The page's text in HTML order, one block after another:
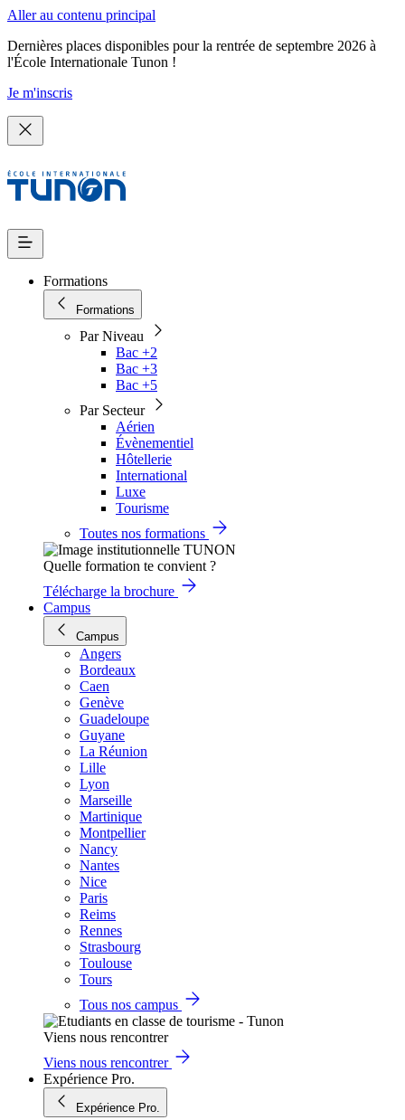
Aller au contenu principal
Dernières places disponibles pour la rentrée de septembre 2026 à
l'École Internationale Tunon !
Je m'inscris
Formations
Formations
Par Niveau
Bac +2
Bac +3
Bac +5
Par Secteur
Aérien
Évènementiel
Hôtellerie
International
Luxe
Tourisme
Toutes nos formations
Quelle formation te convient ?
Télécharge la brochure
Campus
Campus
Angers
Bordeaux
Caen
Genève
Guadeloupe
Guyane
La Réunion
Lille
Lyon
Marseille
Martinique
Montpellier
Nancy
Nantes
Nice
Paris
Reims
Rennes
Strasbourg
Toulouse
Tours
Tous nos campus
Viens nous rencontrer
Viens nous rencontrer
Expérience Pro.
Expérience Pro.